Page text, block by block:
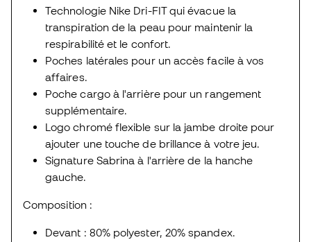
Technologie Nike Dri-FIT qui évacue la
transpiration de la peau pour maintenir la
respirabilité et le confort.
Poches latérales pour un accès facile à vos
affaires.
Poche cargo à l'arrière pour un rangement
supplémentaire.
Logo chromé flexible sur la jambe droite pour
ajouter une touche de brillance à votre jeu.
Signature Sabrina à l'arrière de la hanche
gauche.
Composition :
Devant : 80% polyester, 20% spandex.